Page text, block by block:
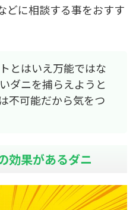
どに相談する事をおすす
とはいえ万能ではな
ダニを捕らえようと
不可能だから気をつ
効果があるダニ